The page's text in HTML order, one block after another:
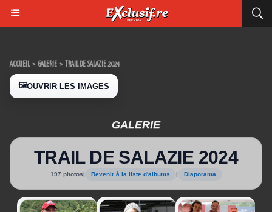
ACCUEIL > GALERIE > TRAIL DE SALAZIE 2024
🖼️OUVRIR LES IMAGES
GALERIE
TRAIL DE SALAZIE 2024
197 photos| Revenir à la liste d'albums | Diaporama